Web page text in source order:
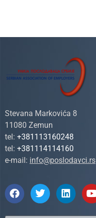
Stevana Markovića 8
11080 Zemun
tel: +381113160248
tel: +381114114160
e-mail: info@poslodavci.rs